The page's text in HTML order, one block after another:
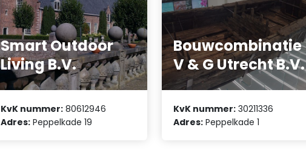
Smart Outdoor
Living B.V.
KvK nummer: 80612946
Adres: Peppelkade 19
Bouwcombinatie
V & G Utrecht B.V.
KvK nummer: 30211336
Adres: Peppelkade 1